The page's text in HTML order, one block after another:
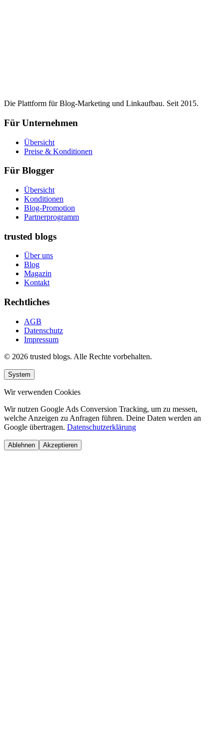
Die Plattform für Blog-Marketing und Linkaufbau. Seit 2015.
Für Unternehmen
Übersicht
Preise & Konditionen
Für Blogger
Übersicht
Konditionen
Blog-Promotion
Partnerprogramm
trusted blogs
Über uns
Blog
Magazin
Kontakt
Rechtliches
AGB
Datenschutz
Impressum
© 2026 trusted blogs. Alle Rechte vorbehalten.
System
Wir verwenden Cookies
Wir nutzen Google Ads Conversion Tracking, um zu messen,
welche Anzeigen zu Anfragen führen. Deine Daten werden an
Google übertragen. Datenschutzerklärung
Ablehnen Akzeptieren